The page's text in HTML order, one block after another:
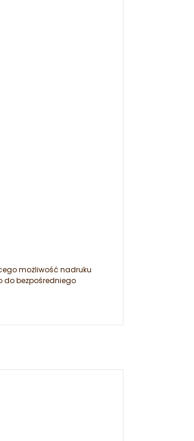
możliwość nadruku
do bezpośredniego